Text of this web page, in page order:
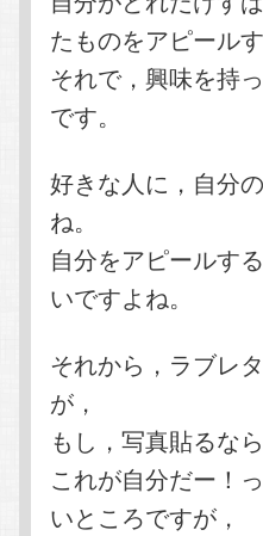
動
たものをアピールす
それで，興味を持
です。
好きな人に，自分
ね。
自分をアピールす
いですよね。
それから，ラブレ
が，
もし，写真貼るな
これが自分だー！
いところですが，